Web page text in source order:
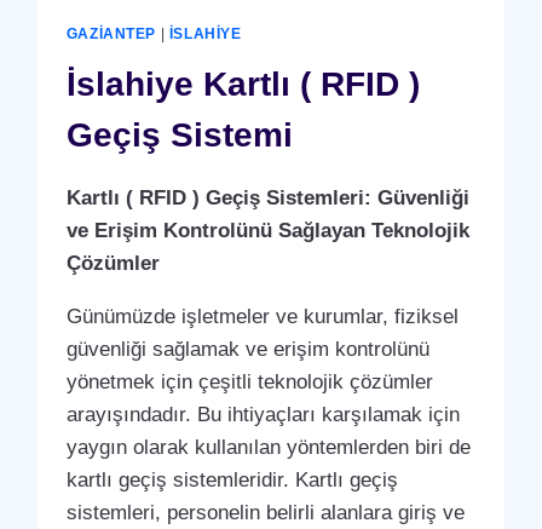
BAKIM
HIZMETI
GAZIANTEP | İSLAHIYE
İslahiye Kartlı ( RFID )
Geçiş Sistemi
Kartlı ( RFID ) Geçiş Sistemleri: Güvenliği
ve Erişim Kontrolünü Sağlayan Teknolojik
Çözümler
Günümüzde işletmeler ve kurumlar, fiziksel
güvenliği sağlamak ve erişim kontrolünü
yönetmek için çeşitli teknolojik çözümler
arayışındadır. Bu ihtiyaçları karşılamak için
yaygın olarak kullanılan yöntemlerden biri de
kartlı geçiş sistemleridir. Kartlı geçiş
sistemleri, personelin belirli alanlara giriş ve